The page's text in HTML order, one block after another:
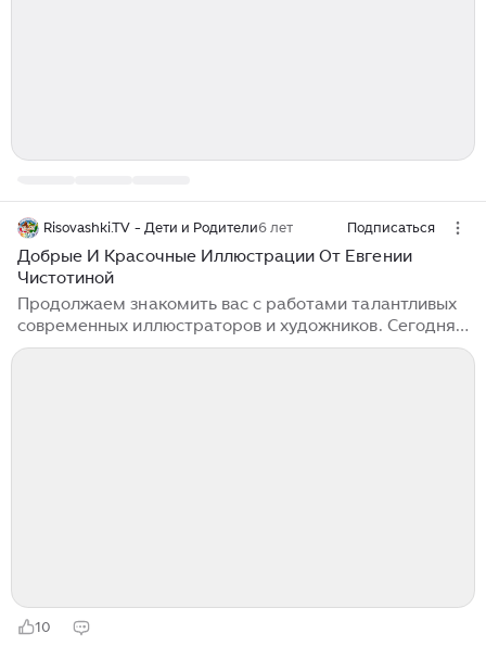
Risovashki.TV - Дети и Родители6 лет Подписаться
Добрые И Красочные Иллюстрации От Евгении
Чистотиной
Продолжаем знакомить вас с работами талантливых
современных иллюстраторов и художников. Сегодня
расскажем о Евгении Чистотиной. Евгения
10